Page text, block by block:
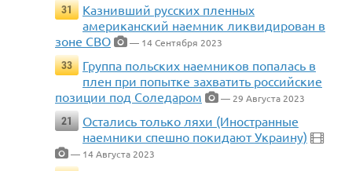
31
Казнивший русских пленных
американский наемник ликвидирован в
зоне СВО
— 14 Сентября 2023
33
Группа польских наемников попалась в
плен при попытке захватить российские
позиции под Соледаром
— 29 Августа 2023
21
Остались только ляхи (Иностранные
наемники спешно покидают Украину)
— 14 Августа 2023